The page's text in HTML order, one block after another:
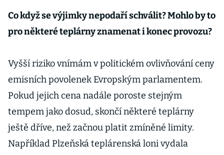
Co když se výjimky nepodaří schválit? Mohlo by to
pro některé teplárny znamenat i konec provozu?
Vyšší riziko vnímám v politickém ovlivňování ceny
emisních povolenek Evropským parlamentem.
Pokud jejich cena nadále poroste stejným
tempem jako dosud, skončí některé teplárny
ještě dříve, než začnou platit zmíněné limity.
Například Plzeňská teplárenská loni vydala